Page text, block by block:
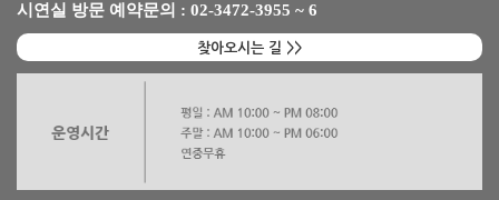
시연실 방문 예약문의 : 02-3472-3955 ~ 6
찾아오시는 길 >>